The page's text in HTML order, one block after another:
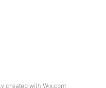
created with Wix.com